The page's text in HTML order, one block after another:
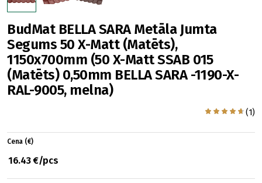
BudMat BELLA SARA Metāla Jumta
Segums 50 X-Matt (Matēts),
1150x700mm (50 X-Matt SSAB 015
(Matēts) 0,50mm BELLA SARA -1190-X-
RAL-9005, melna)
(1)
Cena (€)
16.43 €/pcs